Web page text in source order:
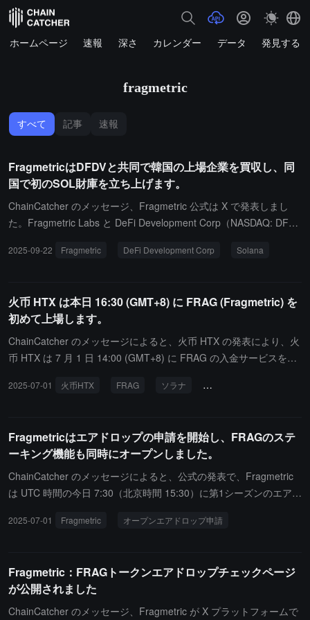
ホームページ 速報 深さ カレンダー データ 発見する
fragmetric
すべて 記事 速報
FragmetricはDFDVと共同で韓国の上場企業を買収し、同
国で初のSOL財庫を立ち上げます。
ChainCatcher のメッセージ、Fragmetric 公式は X で発表しまし
た。Fragmetric Labs と DeFi Development Corp（NASDAQ: DFD
デジタル資産財庫を立ち上げます。
2025-09-22 Fragmetric DeFi Development Corp Solana
火币 HTX は本日 16:30 (GMT+8) に FRAG (Fragmetric) を
初めて上場します。
ChainCatcher のメッセージによると、火币 HTX の発表により、火
币 HTX は 7 月 1 日 14:00 (GMT+8) に FRAG の入金サービスを開
に開始されます。FRAG の出金サービスは 7 月 2 日 16:30 (GMT+
ムの安全性と経済的潜在能力を強化することです。Solana のトー
クン拡張を活用することで、Fragmetric は NCN 報酬配分を効果的
に実現し、安全で透明かつ効率的な再ステーキングインフラを構築
することを使命とし、ユーザーに力を与え、Solana 再ステーキン
2025-07-01 火币HTX FRAG ソラナ 再ステーキングプロトコル
Fragmetricはエアドロップの申請を開始し、FRAGのステ
ーキング機能も同時にオープンしました。
ChainCatcher のメッセージによると、公式の発表で、Fragmetric
は UTC 時間の今日 7:30（北京時間 15:30）に第1シーズンのエアド
ました。
2025-07-01 Fragmetric オープンエアドロップ申請
Fragmetric：FRAGトークンエアドロップチェックページ
が公開されました
ChainCatcher のメッセージ、Fragmetric が X プラットフォームで